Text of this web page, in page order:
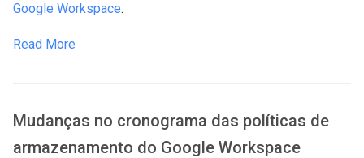
Google Workspace.
Read More
Mudanças no cronograma das políticas de
armazenamento do Google Workspace